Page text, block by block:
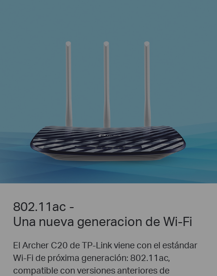
802.11ac -
Una nueva generacion de Wi-Fi
El Archer C20 de TP-Link viene con el estándar
Wi-Fi de próxima generación: 802.11ac,
compatible con versiones anteriores de